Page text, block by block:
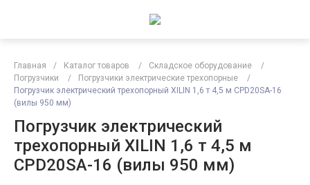
Главная / Каталог товаров / Складское оборудование
/
Погрузчики
/ Погрузчики электрические трехопорные
/
Погрузчик электрический трехопорный XILIN 1,6 т 4,5 м CPD20SA-16
(вилы 950 мм)
Погрузчик электрический
трехопорный XILIN 1,6 т 4,5 м
CPD20SA-16 (вилы 950 мм)